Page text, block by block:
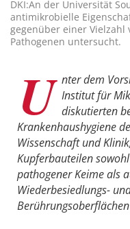
DKI:An der Universität
antimikrobielle
gegenüber einer
Pathogenen untersucht.
U nter dem
Institut für
diskutierten
Krankenhaushygiene
Wissenschaft und
Kupferbauteilen
pathogener Keime als
Wiederbesiedlungs-